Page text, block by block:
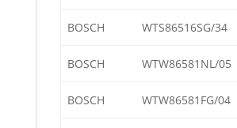
BOSCH WTS86516SG/34
BOSCH WTW86581NL/05
BOSCH WTW86581FG/04